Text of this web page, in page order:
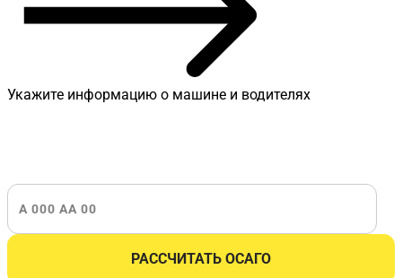
Укажите информацию о машине и водителях